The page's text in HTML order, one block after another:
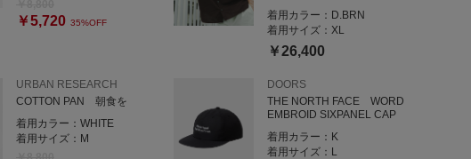
￥5,720 35%OFF
着用カラー： D.BRN
着用サイズ： XL
￥26,400
URBAN RESEARCH
COTTON PAN 朝食を
着用カラー： WHITE
着用サイズ： M
DOORS
THE NORTH FACE WORD
EMBROID SIXPANEL CAP
着用カラー： K
着用サイズ： L